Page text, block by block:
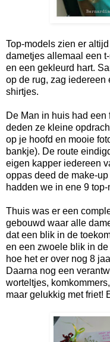
Top-models zien er
dametjes allemaal een
en een gekleurd hart.
op de rug, zag iedereen
shirtjes.
De Man in huis had
deden ze kleine
op je hoofd en mooie
bankje). De route
eigen kapper iedereen
oppas deed de make-
hadden we in ene 9
Thuis was er een
gebouwd waar alle
dat een blik in de
en een zwoele blik in
hoe het er over nog 8
Daarna nog een
worteltjes,
maar gelukkig met friet!